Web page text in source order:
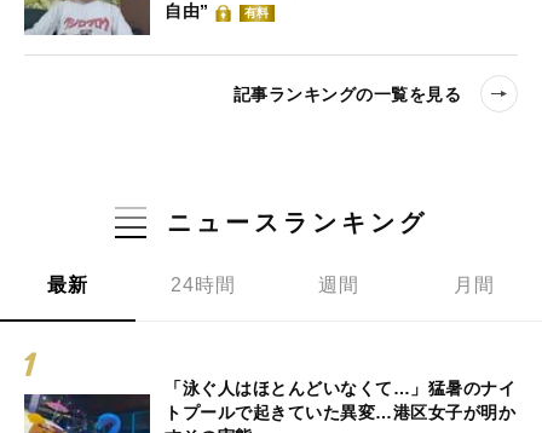
自由”
有料
記事ランキングの一覧を見る
ニュースランキング
最新 24時間 週間 月間
「泳ぐ人はほとんどいなくて…」猛暑のナイ
トプールで起きていた異変…港区女子が明か